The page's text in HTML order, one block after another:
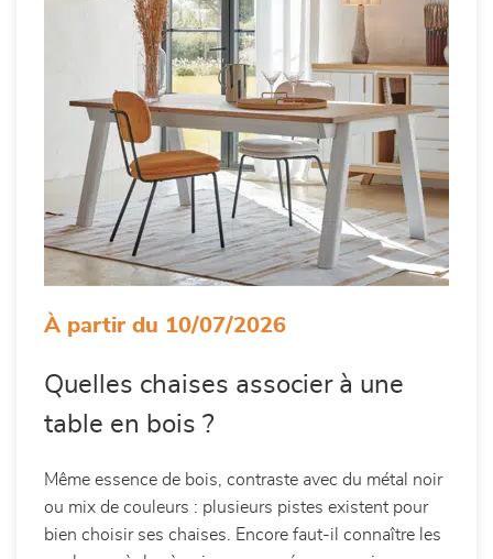
À partir du 10/07/2026
Quelles chaises associer à une
table en bois ?
Même essence de bois, contraste avec du métal noir
ou mix de couleurs : plusieurs pistes existent pour
bien choisir ses chaises. Encore faut-il connaître les